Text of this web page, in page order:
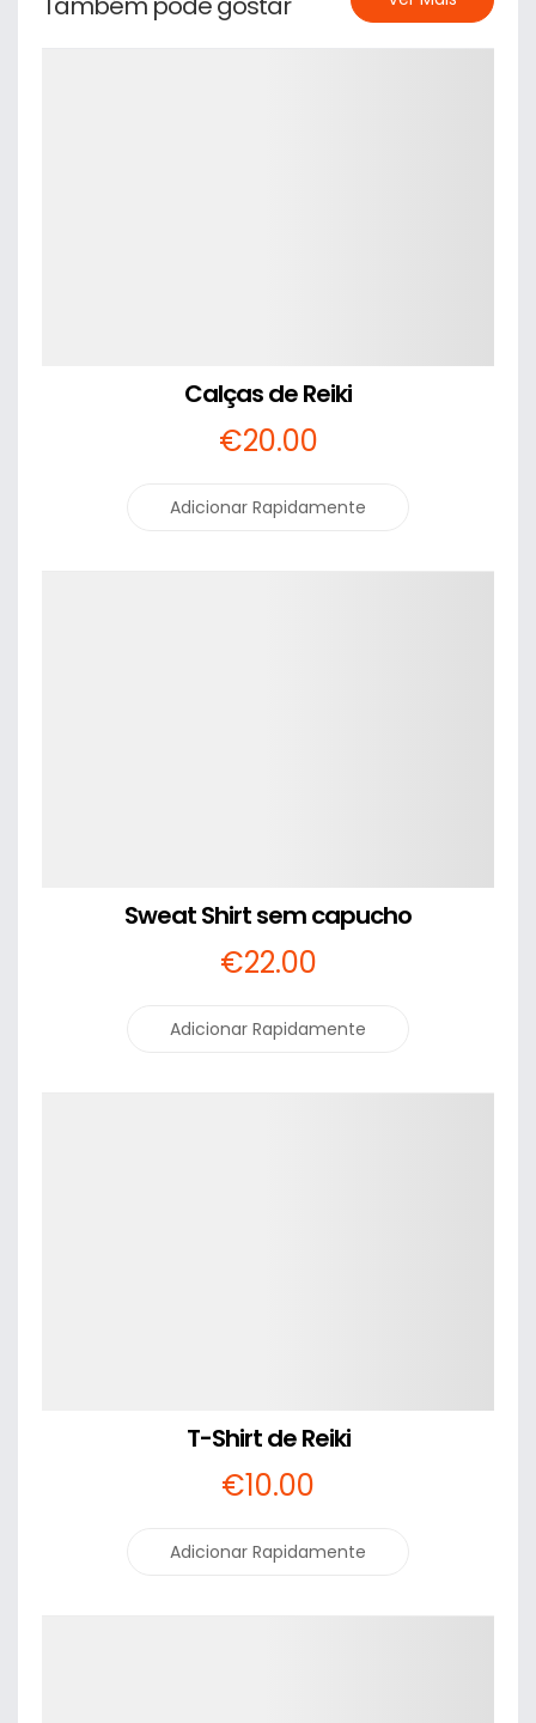
Calças de Reiki
€20.00
Adicionar Rapidamente
Sweat Shirt sem capucho
€22.00
Adicionar Rapidamente
T-Shirt de Reiki
€10.00
Adicionar Rapidamente